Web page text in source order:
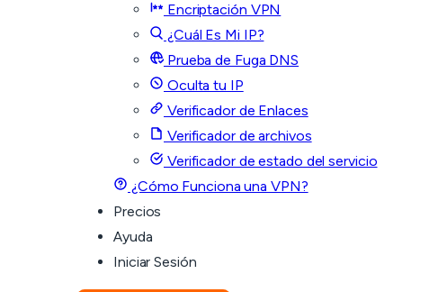
Encriptación VPN
¿Cuál Es Mi IP?
Prueba de Fuga DNS
Oculta tu IP
Verificador de Enlaces
Verificador de archivos
Verificador de estado del servicio
¿Cómo Funciona una VPN?
Precios
Ayuda
Iniciar Sesión